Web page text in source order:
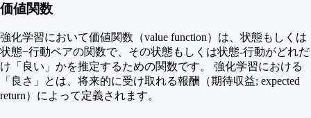
価値関数
強化学習において価値関数（value function）は、状態もしくは
状態−行動ペアの関数で、その状態もしくは状態-行動がどれだ
け「良い」かを推定するための関数です。 強化学習における
「良さ」とは、将来的に受け取れる報酬（期待収益; expected
return）によって定義されます。